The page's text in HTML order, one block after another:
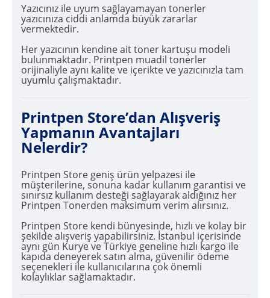
Yazıcınız ile uyum sağlayamayan tonerler
yazıcınıza ciddi anlamda büyük zararlar
vermektedir.
Her yazıcının kendine ait toner kartuşu modeli
bulunmaktadır. Printpen muadil tonerler
orijinaliyle aynı kalite ve içerikte ve yazıcınızla tam
uyumlu çalışmaktadır.
Printpen Store’dan Alışveriş
Yapmanın Avantajları
Nelerdir?
Printpen Store geniş ürün yelpazesi ile
müşterilerine, sonuna kadar kullanım garantisi ve
sınırsız kullanım desteği sağlayarak aldığınız her
Printpen Tonerden maksimum verim alırsınız.
Printpen Store kendi bünyesinde, hızlı ve kolay bir
şekilde alışveriş yapabilirsiniz. İstanbul içerisinde
aynı gün Kurye ve Türkiye geneline hızlı kargo ile
kapıda deneyerek satın alma, güvenilir ödeme
seçenekleri ile kullanıcılarına çok önemli
kolaylıklar sağlamaktadır.